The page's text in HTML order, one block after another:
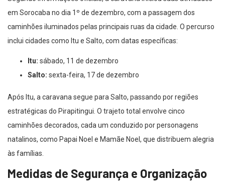
em Sorocaba no dia 1º de dezembro, com a passagem dos
caminhões iluminados pelas principais ruas da cidade. O percurso
inclui cidades como Itu e Salto, com datas específicas:
Itu: sábado, 11 de dezembro
Salto: sexta-feira, 17 de dezembro
Após Itu, a caravana segue para Salto, passando por regiões
estratégicas do Pirapitingui. O trajeto total envolve cinco
caminhões decorados, cada um conduzido por personagens
natalinos, como Papai Noel e Mamãe Noel, que distribuem alegria
às famílias.
Medidas de Segurança e Organização